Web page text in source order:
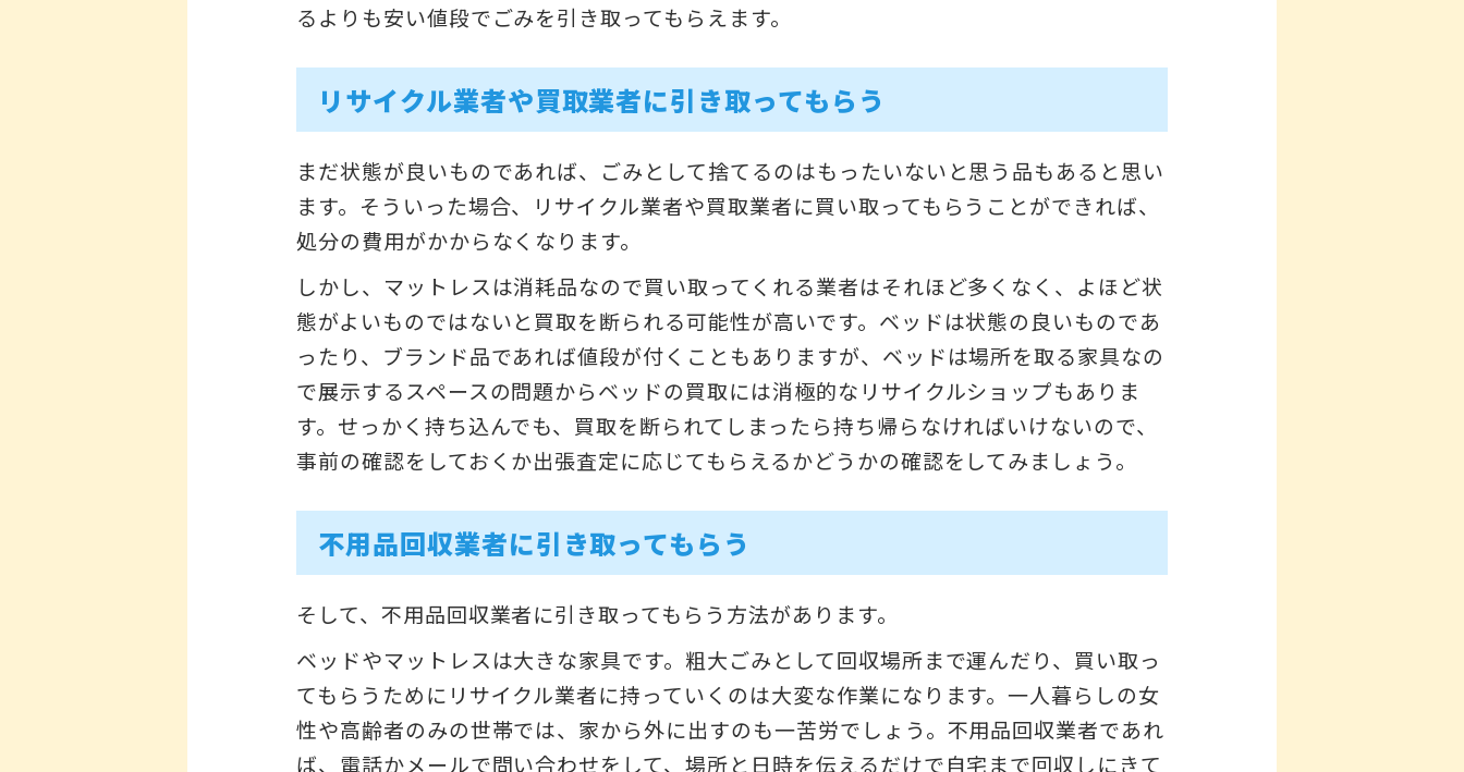
るよりも安い値段でごみを引き取ってもらえます。
リサイクル業者や買取業者に引き取ってもらう
まだ状態が良いものであれば、ごみとして捨てるのはもったいないと思う品もあると思い
ます。そういった場合、リサイクル業者や買取業者に買い取ってもらうことができれば、
処分の費用がかからなくなります。
しかし、マットレスは消耗品なので買い取ってくれる業者はそれほど多くなく、よほど状
態がよいものではないと買取を断られる可能性が高いです。ベッドは状態の良いものであ
ったり、ブランド品であれば値段が付くこともありますが、ベッドは場所を取る家具なの
で展示するスペースの問題からベッドの買取には消極的なリサイクルショップもありま
す。せっかく持ち込んでも、買取を断られてしまったら持ち帰らなければいけないので、
事前の確認をしておくか出張査定に応じてもらえるかどうかの確認をしてみましょう。
不用品回収業者に引き取ってもらう
そして、不用品回収業者に引き取ってもらう方法があります。
ベッドやマットレスは大きな家具です。粗大ごみとして回収場所まで運んだり、買い取っ
てもらうためにリサイクル業者に持っていくのは大変な作業になります。一人暮らしの女
性や高齢者のみの世帯では、家から外に出すのも一苦労でしょう。不用品回収業者であれ
ば、電話かメールで問い合わせをして、場所と日時を伝えるだけで自宅まで回収しにきて